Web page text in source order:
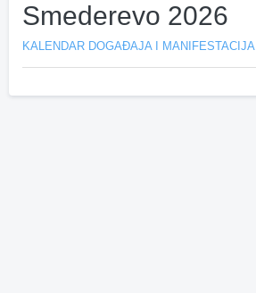
Smederevo 2026
KALENDAR DOGAĐAJA I MANIFESTACIJA